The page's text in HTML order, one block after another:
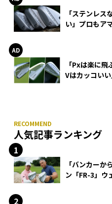
「ステンレ
い」プロもア
「Pxは楽に
Vはカッコい
人気記事ランキング
「バンカーか
ン「FR-3」ウ